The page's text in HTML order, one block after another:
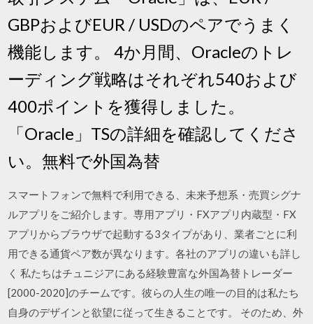
GBPおよびEUR / USDのペアでうまく
機能します。 4か月間、Oracleのトレ
ーディング戦略はそれぞれ540および
400ポイントを獲得しました。
「Oracle」TSの詳細を確認してくださ
い。無料で外国為替
スマートフォンで無料で利用できる、未来予想系・売買シグナ
ルアプリをご紹介します。専用アプリ・FXアプリ内蔵型・FX
アプリからブラウザで起動する3タイプがあり、業者ごとに利
用できる通貨ペア数が異なります。各社のアプリの違いも詳し
く 私たちはチュニジアにある経験豊富な外国為替トレーダー
[2000-2020]のチームです。彼らの人生の唯一の目的は私たち
自身のデザインと欲望に従って生きることです。 そのため、外